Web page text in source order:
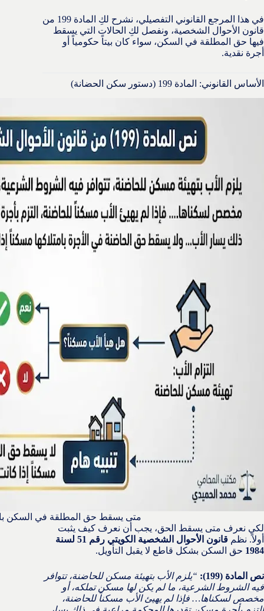
في هذا المرجع القانوني التفصيلي، نشرح لكِ المادة 199 من
قانون الأحوال الشخصية، ونفصل لكِ الحالات التي يسقط
فيها حق المطلقة في السكن، سواء كان بيتاً حكومياً أو
أجرة نقدية.
الأساس القانوني: المادة 199 (دستور سكن الحضانة)
متى يسقط حق المطلقة في السكن
لكي نعرف متى يسقط الحق، يجب أن نعرف كيف يثبت
أولاً. نظم
قانون الأحوال الشخصية الكويتي رقم 51 لسنة
1984 حق السكن بشكل قاطع لا يقبل التأويل.
نص المادة (199):
“يلزم الأب بتهيئة مسكن للحاضنة، تتوافر
فيه الشروط الشرعية، ما لم يكن لها مسكن تملكه، أو
مخصص لسكناها… فإذا لم يهيئ الأب مسكناً للحاضنة،